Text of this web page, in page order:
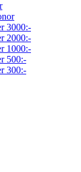
3000:-
2000:-
1000:-
500:-
300:-